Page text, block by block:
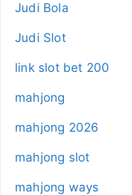
Judi Bola
Judi Slot
link slot bet 200
mahjong
mahjong 2026
mahjong slot
mahjong ways